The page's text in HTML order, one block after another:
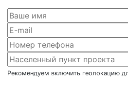
Рекомендуем включить геолокацию